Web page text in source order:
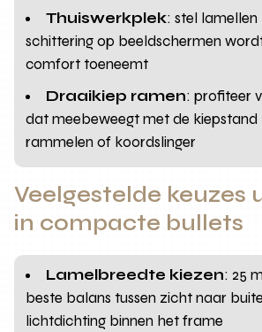
Thuiswerkplek: stel
schittering op beeldschermen
comfort toeneemt
Draaikiep ramen: profiteer
dat meebeweegt met de kiepstand
rammelen of koordslinger
Veelgestelde keuzes
in compacte bullets
Lamelbreedte kiezen: 25
beste balans tussen zicht naar
lichtdichting binnen het frame